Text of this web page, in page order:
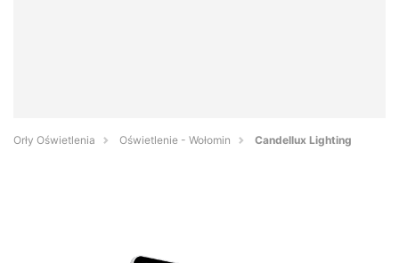
Orły Oświetlenia Oświetlenie - Wołomin Candellux Lighting